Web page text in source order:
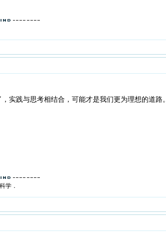
实践与思考相结合，可能才是我们更为理想的道路。
学．